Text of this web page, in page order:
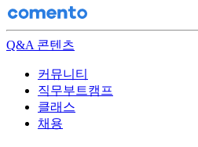
Q&A 콘텐츠
커뮤니티
직무부트캠프
클래스
채용